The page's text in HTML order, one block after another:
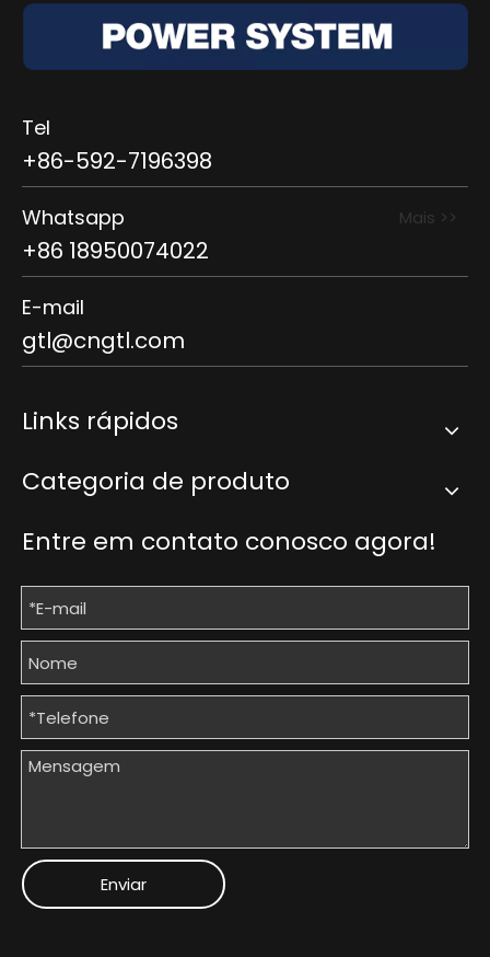
Tel
+86-592-7196398
Whatsapp Mais >>
+86 18950074022
E-mail
gtl@cngtl.com
Links rápidos
Categoria de produto
Entre em contato conosco agora!
Enviar